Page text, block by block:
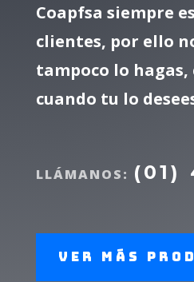
Coapfsa siempre
clientes, por ello
tampoco lo
cuando tu lo
LLÁMANOS: (01)
Ver más